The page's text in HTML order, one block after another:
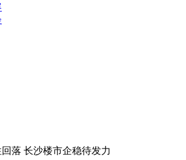
落 长沙楼市企稳待发力